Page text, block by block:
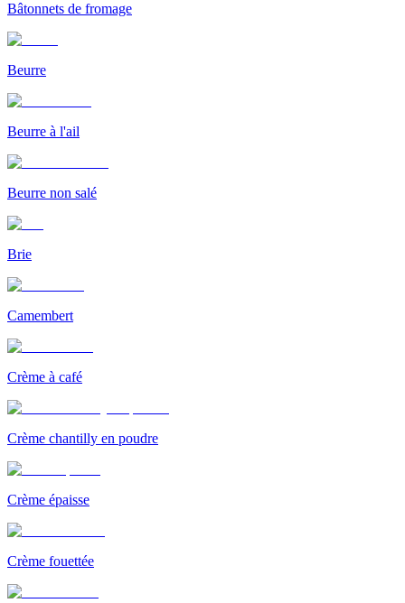
Bâtonnets de fromage
Beurre
Beurre à l'ail
Beurre non salé
Brie
Camembert
Crème à café
Crème chantilly en poudre
Crème épaisse
Crème fouettée